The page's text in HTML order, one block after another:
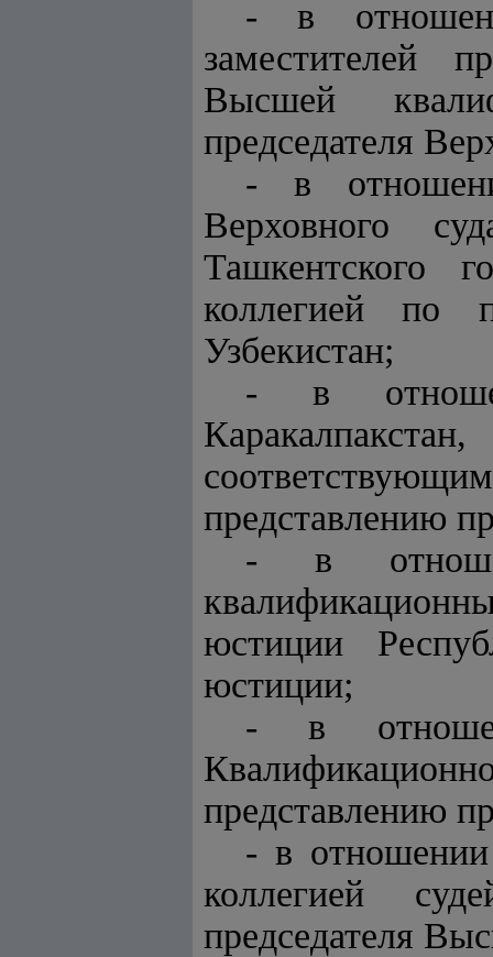
- в
заместителей
Высшей
председателя
- в
Верховного
Ташкентского
коллегией по
Узбекистан;
- в
представлению
- в
юстиции
юстиции;
- в
представлению
- в отношении
коллегией
председателя